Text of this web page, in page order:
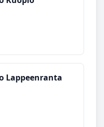
Lappeenranta